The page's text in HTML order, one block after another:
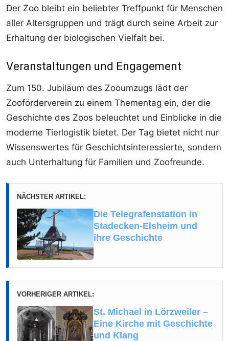
Der Zoo bleibt ein beliebter Treffpunkt für Menschen
aller Altersgruppen und trägt durch seine Arbeit zur
Erhaltung der biologischen Vielfalt bei.
Veranstaltungen und Engagement
Zum 150. Jubiläum des Zooumzugs lädt der
Zooförderverein zu einem Thementag ein, der die
Geschichte des Zoos beleuchtet und Einblicke in die
moderne Tierlogistik bietet. Der Tag bietet nicht nur
Wissenswertes für Geschichtsinteressierte, sondern
auch Unterhaltung für Familien und Zoofreunde.
NÄCHSTER ARTIKEL:
Die Telegrafenstation in
Stadecken-Elsheim und
ihre Geschichte
VORHERIGER ARTIKEL:
St. Michael in Lörzweiler –
Eine Kirche mit Geschichte
und Klang